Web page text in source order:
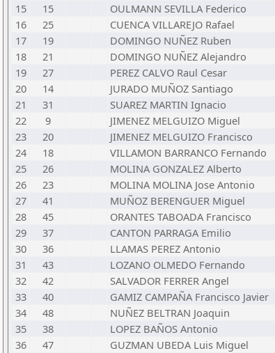
15
15 OULMANN SEVILLA Federico
16
25 CUENCA VILLAREJO Rafael
17
19 DOMINGO NUÑEZ Ruben
18
21 DOMINGO NUÑEZ Alejandro
19
27 PEREZ CALVO Raul Cesar
20
14 JURADO MUÑOZ Santiago
21
31 SUAREZ MARTIN Ignacio
22
9 JIMENEZ MELGUIZO Miguel
23
20 JIMENEZ MELGUIZO Francisco
24
18 VILLAMON BARRANCO Fernando
25
26 MOLINA GONZALEZ Alberto
26
23 MOLINA MOLINA Jose Antonio
27
41 MUÑOZ BERENGUER Miguel
28
45 ORANTES TABOADA Francisco
29
37 CANTON PARRAGA Emilio
30
36 LLAMAS PEREZ Antonio
31
43 LOZANO OLMEDO Fernando
32
42 SALVADOR FERRER Angel
33
40 GAMIZ CAMPAÑA Francisco Javier
34
48 NUÑEZ BELTRAN Joaquin
35
38 LOPEZ BAÑOS Antonio
36
47 GUZMAN UBEDA Luis Miguel